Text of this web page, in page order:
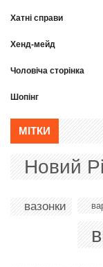
Хатні справи
Хенд-мейд
Чоловіча сторінка
Шопінг
МІТКИ
Новий
вазонки